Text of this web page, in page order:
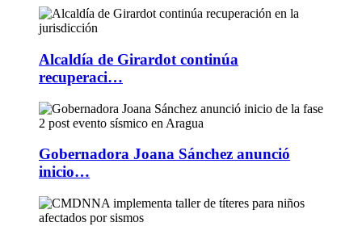
Alcaldía de Girardot continúa
recuperaci…
Gobernadora Joana Sánchez anunció
inicio…